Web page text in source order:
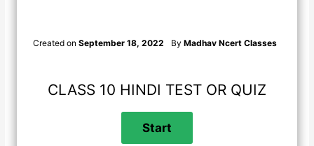
Created on September 18, 2022 By Madhav Ncert Classes
CLASS 10 HINDI TEST OR QUIZ